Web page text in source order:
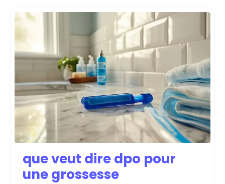
que veut dire dpo pour
une grossesse